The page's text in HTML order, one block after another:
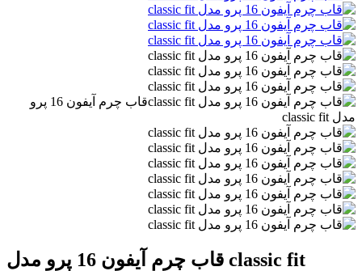
قاب چرم آیفون 16 پرو مدل classic fit